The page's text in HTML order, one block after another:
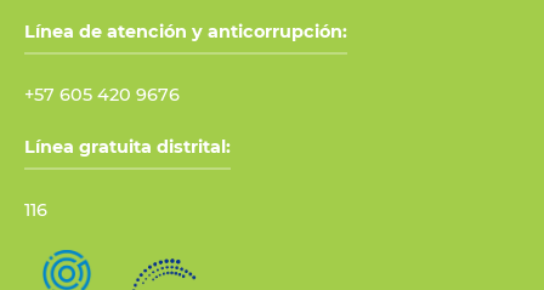
Línea de atención y anticorrupción:
+57 605 420 9676
Línea gratuita distrital:
116